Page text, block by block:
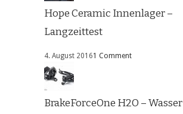
Hope Ceramic Innenlager –
Langzeittest
4. August 20161 Comment
BrakeForceOne H2O – Wasser